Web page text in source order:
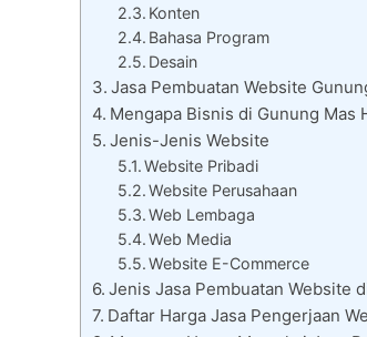
Konten
Bahasa Program
Desain
Jasa Pembuatan Website
Mengapa Bisnis di Gunung Mas
Jenis-Jenis Website
Website Pribadi
Website Perusahaan
Web Lembaga
Web Media
Website E-Commerce
Jenis Jasa Pembuatan Website
Daftar Harga Jasa Pengerjaan